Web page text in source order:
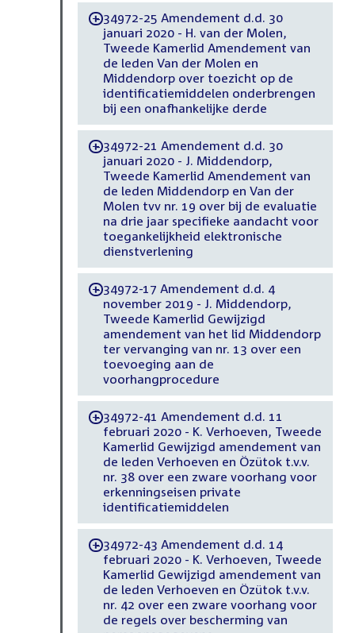
-34972-25 Amendement d.d. 30
januari 2020 - H. van der Molen,
Tweede Kamerlid Amendement van
de leden Van der Molen en
Middendorp over toezicht op de
identificatiemiddelen onderbrengen
bij een onafhankelijke derde
-34972-21 Amendement d.d. 30
januari 2020 - J. Middendorp,
Tweede Kamerlid Amendement van
de leden Middendorp en Van der
Molen tvv nr. 19 over bij de evaluatie
na drie jaar specifieke aandacht voor
toegankelijkheid elektronische
dienstverlening
-34972-17 Amendement d.d. 4
november 2019 - J. Middendorp,
Tweede Kamerlid Gewijzigd
amendement van het lid Middendorp
ter vervanging van nr. 13 over een
toevoeging aan de
voorhangprocedure
-34972-41 Amendement d.d. 11
februari 2020 - K. Verhoeven, Tweede
Kamerlid Gewijzigd amendement van
de leden Verhoeven en Özütok t.v.v.
nr. 38 over een zware voorhang voor
erkenningseisen private
identificatiemiddelen
-34972-43 Amendement d.d. 14
februari 2020 - K. Verhoeven, Tweede
Kamerlid Gewijzigd amendement van
de leden Verhoeven en Özütok t.v.v.
nr. 42 over een zware voorhang voor
de regels over bescherming van